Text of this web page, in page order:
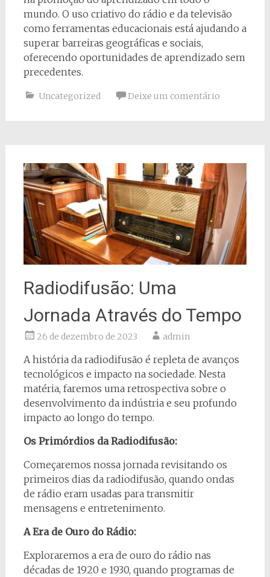
mundo. O uso criativo do rádio e da televisão
como ferramentas educacionais está ajudando a
superar barreiras geográficas e sociais,
oferecendo oportunidades de aprendizado sem
precedentes.
Uncategorized Deixe um comentário
Radiodifusão: Uma
Jornada Através do Tempo
26 de dezembro de 2023 admin
A história da radiodifusão é repleta de avanços
tecnológicos e impacto na sociedade. Nesta
matéria, faremos uma retrospectiva sobre o
desenvolvimento da indústria e seu profundo
impacto ao longo do tempo.
Os Primórdios da Radiodifusão:
Começaremos nossa jornada revisitando os
primeiros dias da radiodifusão, quando ondas
de rádio eram usadas para transmitir
mensagens e entretenimento.
A Era de Ouro do Rádio:
Exploraremos a era de ouro do rádio nas
décadas de 1920 e 1930, quando programas de